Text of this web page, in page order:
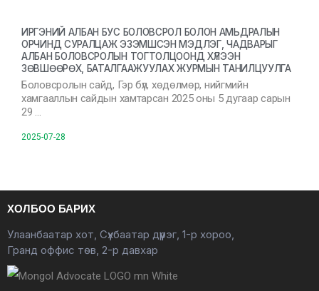
ИРГЭНИЙ АЛБАН БУС БОЛОВСРОЛ БОЛОН АМЬДРАЛЫН
ОРЧИНД СУРАЛЦАЖ ЭЗЭМШСЭН МЭДЛЭГ, ЧАДВАРЫГ
АЛБАН БОЛОВСРОЛЫН ТОГТОЛЦООНД ХҮЛЭЭН
ЗӨВШӨӨРӨХ, БАТАЛГААЖУУЛАХ ЖУРМЫН ТАНИЛЦУУЛГА
Боловсролын сайд, Гэр бүл, хөдөлмөр, нийгмийн
хамгааллын сайдын хамтарсан 2025 оны 5 дугаар сарын
29 …
2025-07-28
ХОЛБОО БАРИХ
Улаанбаатар хот, Сүхбаатар дүүрэг, 1-р хороо,
Гранд оффис төв, 2-р давхар